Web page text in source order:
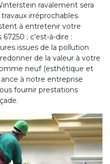
ravalement sera
irréprochables.
à entretenir votre
; c’est-à-dire :
issues de la pollution
de la valeur à votre
neuf (esthétique et
à notre entreprise
fournir prestations